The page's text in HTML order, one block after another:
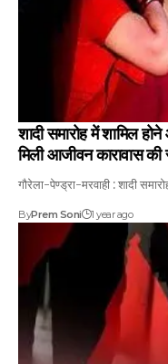
शादी समारोह में शामिल
मिली आजीवन कारावास
गौरेला-पेण्ड्रा-मरवाही : शादी
ByPrem Soni 1 year ago